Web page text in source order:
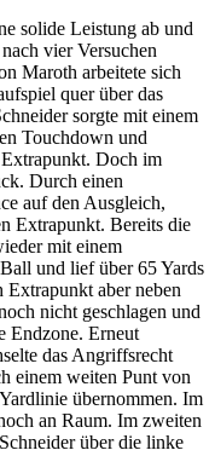
solide Leistung ab und
vier Versuchen
Maroth arbeitete sich
quer über das
sorgte mit einem
Touchdown und
Doch im
Durch einen
auf den Ausgleich,
Extrapunkt. Bereits die
mit einem
und lief über 65 Yards
Extrapunkt aber neben
nicht geschlagen und
Endzone. Erneut
das Angriffsrecht
einem weiten Punt von
übernommen. Im
an Raum. Im zweiten
über die linke